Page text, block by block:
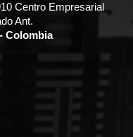
Centro Empresarial
Ant.
Colombia